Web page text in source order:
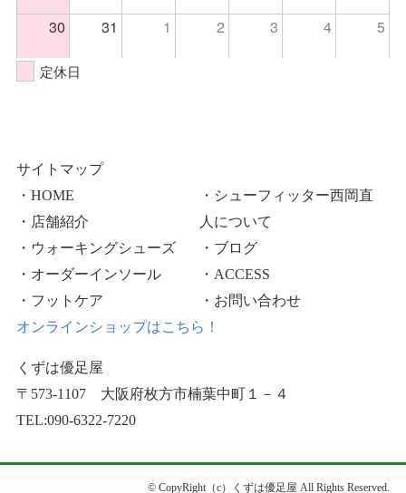
30
31 1 2 3 4 5
定休日
サイトマップ
・HOME
・店舗紹介
・ウォーキングシューズ
・オーダーインソール
・フットケア
・シューフィッター西岡直
人について
・ブログ
・ACCESS
・お問い合わせ
オンラインショップはこちら！
くずは優足屋
〒573-1107 大阪府枚方市楠葉中町１－４
TEL:090-6322-7220
© CopyRight（c）くずは優足屋 All Rights Reserved.